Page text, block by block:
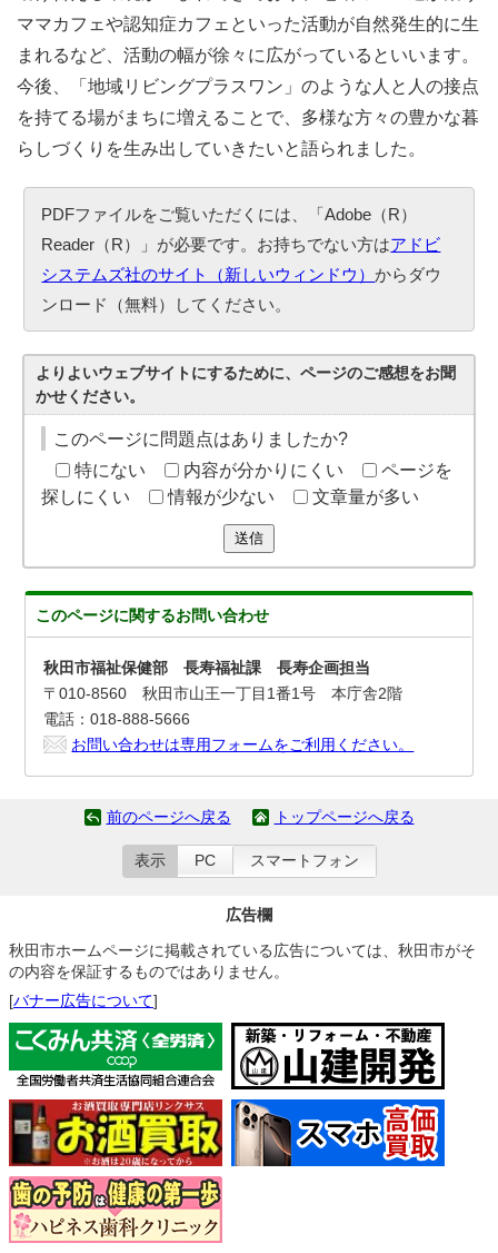
ママカフェや認知症カフェといった活動が自然発生的に生
まれるなど、活動の幅が徐々に広がっているといいます。
今後、「地域リビングプラスワン」のような人と人の接点
を持てる場がまちに増えることで、多様な方々の豊かな暮
らしづくりを生み出していきたいと語られました。
PDFファイルをご覧いただくには、「Adobe（R）
Reader（R）」が必要です。お持ちでない方はアドビ
システムズ社のサイト（新しいウィンドウ）からダウ
ンロード（無料）してください。
よりよいウェブサイトにするために、ページのご感想をお聞
かせください。
このページに問題点はありましたか?
特にない
内容が分かりにくい
ページを
探しにくい
情報が少ない 文章量が多い
送信
このページに関するお問い合わせ
秋田市福祉保健部 長寿福祉課 長寿企画担当
〒010-8560 秋田市山王一丁目1番1号 本庁舎2階
電話：018-888-5666
お問い合わせは専用フォームをご利用ください。
前のページへ戻る トップページへ戻る
表示 PC スマートフォン
広告欄
秋田市ホームページに掲載されている広告については、秋田市がそ
の内容を保証するものではありません。
[バナー広告について]